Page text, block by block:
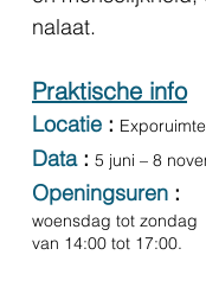
nalaat.
Praktische info
Locatie :
Data : 5 juni – 8
Openingsuren :
woensdag tot zondag
van 14:00 tot 17:00.